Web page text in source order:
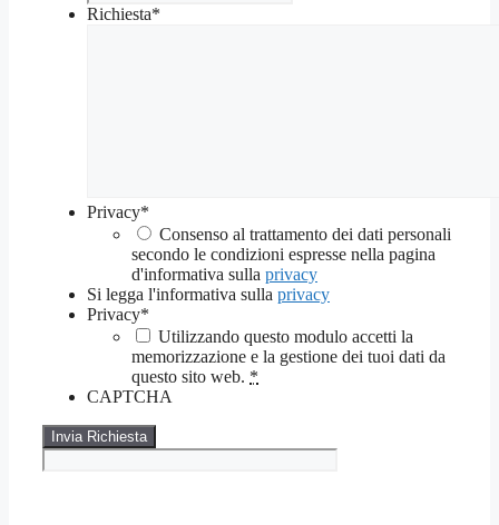
Richiesta*
Privacy*
Consenso al trattamento dei dati personali
secondo le condizioni espresse nella pagina
d'informativa sulla privacy
Si legga l'informativa sulla privacy
Privacy*
Utilizzando questo modulo accetti la
memorizzazione e la gestione dei tuoi dati da
questo sito web. *
CAPTCHA